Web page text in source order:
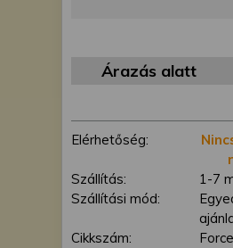
Árazás alatt
Elérhetőség:
Szállítás:
1-7
Szállítási mód:
Cikkszám:
kattintva hozzájárulhat
lehetőségként a
megadása vagy
részletesebb
megváltoztathatja
figyelmét, hogy
bizonyos kezeléséhez